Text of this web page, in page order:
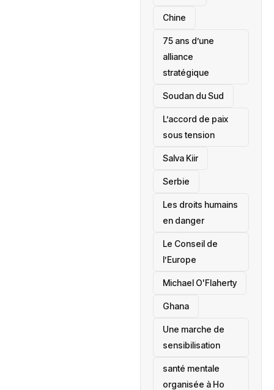
Chine
75 ans d’une
alliance
stratégique
‎Soudan du Sud
L’accord de paix
sous tension
Salva Kiir
‎Serbie
Les droits humains
en danger
‎Le Conseil de
l’Europe
Michael O'Flaherty
‎Ghana
Une marche de
sensibilisation
santé mentale
organisée à Ho